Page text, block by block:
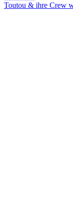
Toutou & ihre Crew